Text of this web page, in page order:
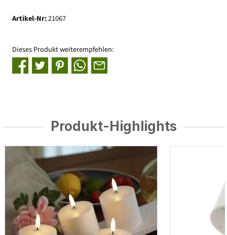
Artikel-Nr:21067
Dieses Produkt weiterempfehlen:
Produkt-Highlights